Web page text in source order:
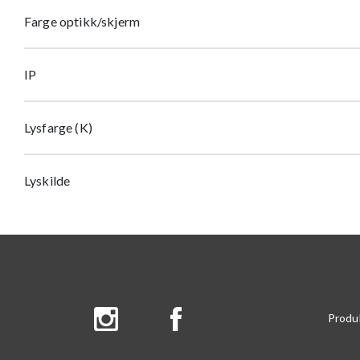
Farge optikk/skjerm
IP
Lysfarge (K)
Lyskilde